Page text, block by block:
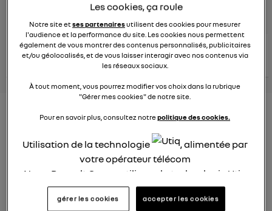
posez une question
conseils Renault
consultez les
conseils
similaires
voir tous les
conseils
Nouveau modèle électrique
26 janvier 2022 à 13:26
Quel est le nouveau modèle électrique Renault cette
Les cookies, ça roule
Notre site etses partenairesutilisent des cookies pour mesurer
l'audience et la performance du site. Les cookies nous permettent
également de vous montrer des contenus personnalisés, publicitaires
et/ou géolocalisés, et de vous laisser interagir avec nos contenus via
les réseaux sociaux.
À tout moment, vous pourrez modifier vos choix dans la rubrique
"Gérer mes cookies" de notre site.
Pour en savoir plus, consultez notrepolitique des cookies.
Utilisation de la technologie
, alimentée par
votre opérateur télécom
Nous, Renault Group, utilisons la technologie Utiq
pour nos activités digitales (telles que décrites
dans cette notice de consentement) et liées à
gérer les cookies accepter les cookies